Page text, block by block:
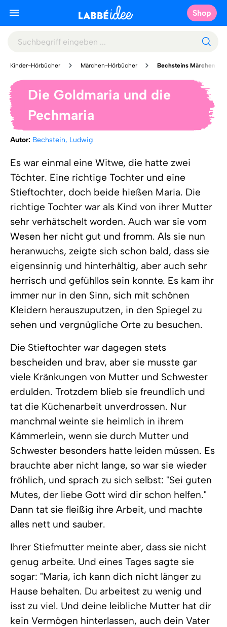
Shop
Kinder-Hörbücher Märchen-Hörbücher Bechsteins Märchen
Die Goldmaria und die
Pechmaria
Autor: Bechstein, Ludwig
Es war einmal eine Witwe, die hatte zwei
Töchter. Eine richtige Tochter und eine
Stieftochter, doch beide hießen Maria. Die
richtige Tochter war als Kind von ihrer Mutter
sehr verhätschelt worden. Auch war sie vom
Wesen her nicht gut und fromm. Als sie nun
heranwuchs, zeigte sich schon bald, dass sie
eigensinnig und hinterhältig, aber auch sehr
herrisch und gefühllos sein konnte. Es kam ihr
immer nur in den Sinn, sich mit schönen
Kleidern herauszuputzen, in den Spiegel zu
sehen und vergnügliche Orte zu besuchen.
Die Stieftochter war dagegen stets
bescheiden und brav, aber sie musste gar
viele Kränkungen von Mutter und Schwester
erdulden. Trotzdem blieb sie freundlich und
tat die Küchenarbeit unverdrossen. Nur
manchmal weinte sie heimlich in ihrem
Kämmerlein, wenn sie durch Mutter und
Schwester besonders hatte leiden müssen. Es
brauchte aber nicht lange, so war sie wieder
fröhlich, und sprach zu sich selbst: "Sei guten
Mutes, der liebe Gott wird dir schon helfen."
Dann tat sie fleißig ihre Arbeit, und machte
alles nett und sauber.
Ihrer Stiefmutter meinte aber, dass sie nicht
genug arbeite. Und eines Tages sagte sie
sogar: "Maria, ich kann dich nicht länger zu
Hause behalten. Du arbeitest zu wenig und
isst zu viel. Und deine leibliche Mutter hat dir
kein Vermögen hinterlassen, auch dein Vater